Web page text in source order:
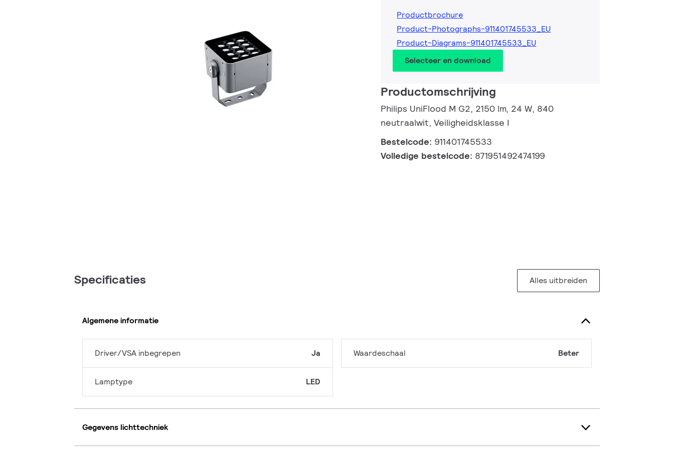
Productbrochure
Product-Photographs-911401745533_EU
Product-Diagrams-911401745533_EU
Selecteer en download
Productomschrijving
Philips UniFlood M G2, 2150 lm, 24 W, 840
neutraalwit, Veiligheidsklasse I
Bestelcode: 911401745533
Volledige bestelcode: 871951492474199
Specificaties Alles uitbreiden
Algemene informatie
Driver/VSA inbegrepen Ja
Lamptype LED
Waardeschaal Beter
Gegevens lichttechniek